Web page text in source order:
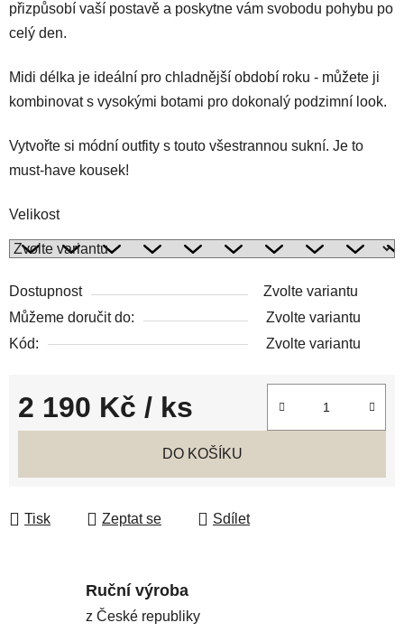
přizpůsobí vaší postavě a poskytne vám svobodu pohybu po
celý den.
Midi délka je ideální pro chladnější období roku - můžete ji
kombinovat s vysokými botami pro dokonalý podzimní look.
Vytvořte si módní outfity s touto všestrannou sukní. Je to
must-have kousek!
Velikost
Dostupnost
Zvolte variantu
Můžeme doručit do:
Zvolte variantu
Kód:
Zvolte variantu
2 190 Kč / ks
Měrná cena:
DO KOŠÍKU
Tisk Zeptat se Sdílet
Ruční výroba
z České republiky